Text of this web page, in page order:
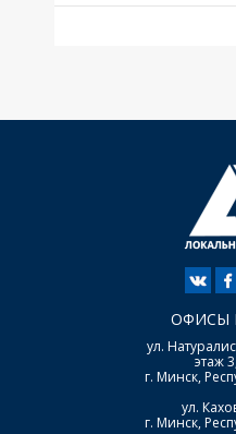
ОФИСЫ
ул.
этаж
г. Минск,
ул.
г. Минск,